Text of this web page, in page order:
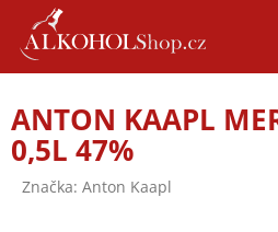
obsah
ANTON KAAPL
0,5L 47%
Značka: Anton Kaapl